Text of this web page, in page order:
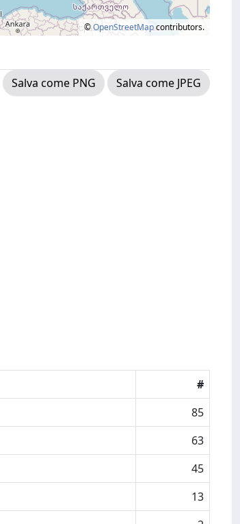
©OpenStreetMapcontributors.
Salva come PNG
Salva come JPEG
#
85
63
45
13